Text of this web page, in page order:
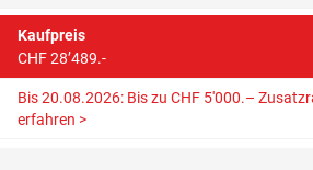
Kaufpreis
CHF 28’489.-
Bis 20.08.2026: Bis zu CHF 5'000.–
erfahren >